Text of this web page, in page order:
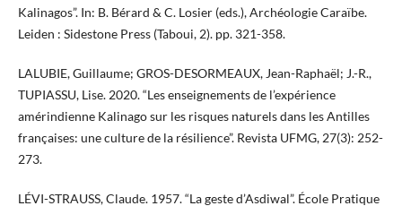
Kalinagos”. In: B. Bérard & C. Losier (eds.), Archéologie Caraïbe.
Leiden : Sidestone Press (Taboui, 2). pp. 321-358.
LALUBIE, Guillaume; GROS-DESORMEAUX, Jean-Raphaël; J.-R.,
TUPIASSU, Lise. 2020. “Les enseignements de l’expérience
amérindienne Kalinago sur les risques naturels dans les Antilles
françaises: une culture de la résilience”. Revista UFMG, 27(3): 252-
273.
LÉVI-STRAUSS, Claude. 1957. “La geste d’Asdiwal”. École Pratique